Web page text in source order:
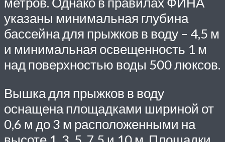
указаны минимальная глубина
бассейна для прыжков в воду – 4,5 м
и минимальная освещенность 1 м
над поверхностью воды 500 люксов.
Вышка для прыжков в воду
оснащена площадками шириной от
0,6 м до 3 м расположенными на